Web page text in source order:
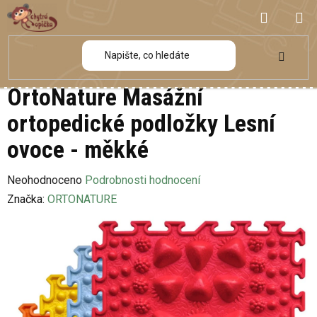
Přejít
na
obsah
KOŠÍK
OrtoNature Masážní
ortopedické podložky Lesní
ovoce - měkké
Průměrné
hodnocení
hvězdiček.
Neohodnoceno Podrobnosti hodnocení
Značka: ORTONATURE